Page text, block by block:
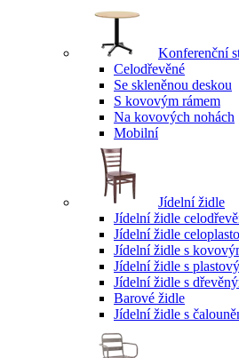
Konferenční
Celodřevěné
Se skleněnou deskou
S kovovým rámem
Na kovových nohách
Mobilní
Jídelní židle
Jídelní židle
Jídelní židle
Jídelní židle s
Jídelní židle s
Jídelní židle s
Barové židle
Jídelní židle s